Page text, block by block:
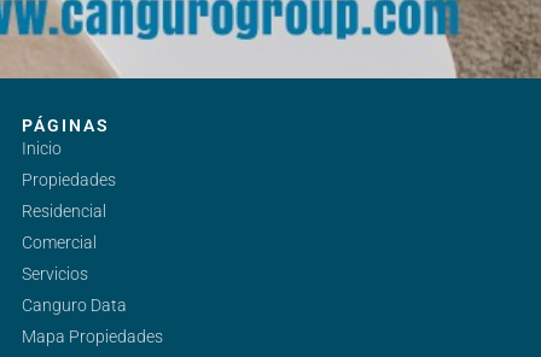
PÁGINAS
Inicio
Propiedades
Residencial
Comercial
Servicios
Canguro Data
Mapa Propiedades